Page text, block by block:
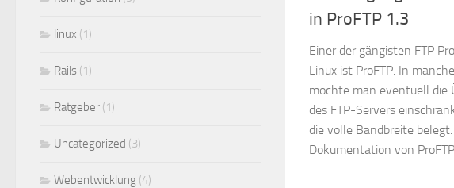
in ProFTP 1.3
Einer der gängisten FTP
Linux ist ProFTP. In
möchte man eventuell die
des FTP-Servers
die volle Bandbreite
Dokumentation von
linux (1)
Rails (1)
Ratgeber (1)
Uncategorized (3)
Webentwicklung (4)